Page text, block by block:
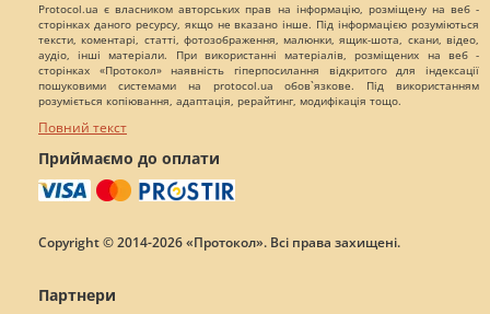
Protocol.ua є власником авторських прав на інформацію, розміщену на веб -
сторінках даного ресурсу, якщо не вказано інше. Під інформацією розуміються
тексти, коментарі, статті, фотозображення, малюнки, ящик-шота, скани, відео,
аудіо, інші матеріали. При використанні матеріалів, розміщених на веб -
сторінках «Протокол» наявність гіперпосилання відкритого для індексації
пошуковими системами на protocol.ua обов`язкове. Під використанням
розуміється копіювання, адаптація, рерайтинг, модифікація тощо.
Повний текст
Приймаємо до оплати
Copyright © 2014-2026 «Протокол». Всі права захищені.
Партнери